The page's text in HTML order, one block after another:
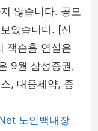
않습니다. 공모
았습니다. [신
잭슨홀 연설은
9월 삼성증권,
, 대웅제약, 종
노안백내장